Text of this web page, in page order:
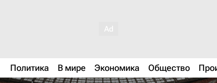
Политика В мире Экономика Общество